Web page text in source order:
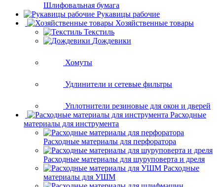
Шлифовальная бумага
Рукавицы рабочие
Хозяйственные товары
Текстиль
Дождевики
Хомуты
Удлинители и сетевые фильтры
Уплотнители резиновые для окон и дверей
Расходные
материалы для инструмента
Расходные материалы для перфоратора
Расходные материалы для шуруповерта и дреля
Расходные
материалы для УШМ